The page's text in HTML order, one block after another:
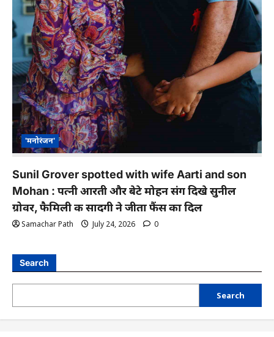
'मनोरंजन'
Sunil Grover spotted with wife Aarti and son
Mohan : पत्नी आरती और बेटे मोहन संग दिखे सुनील
ग्रोवर, फैमिली की सादगी ने जीता फैंस का दिल
Samachar Path July 24, 2026 0
Search
Search